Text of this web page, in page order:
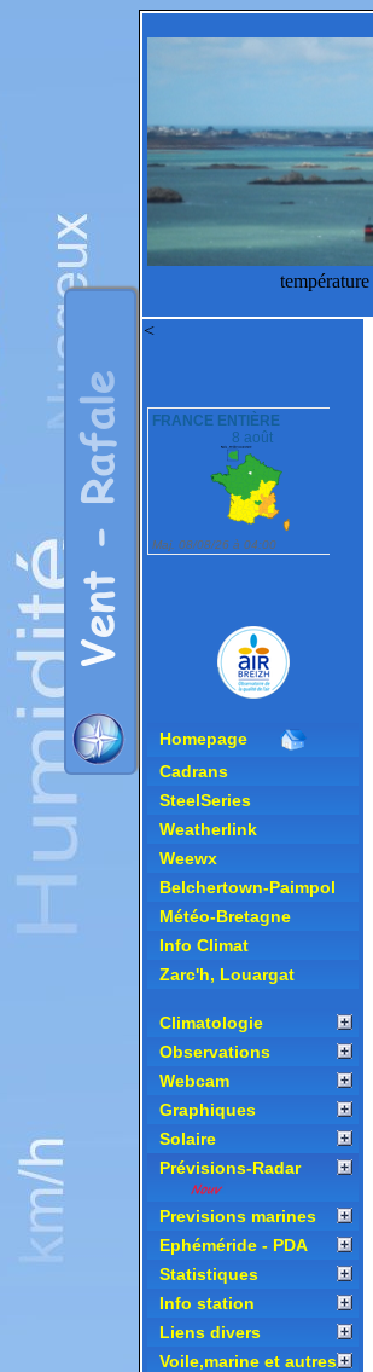
température
<
Homepage
Cadrans
SteelSeries
Weatherlink
Weewx
Belchertown-Paimpol
Météo-Bretagne
Info Climat
Zarc'h, Louargat
Climatologie
Observations
Webcam
Graphiques
Solaire
Prévisions-Radar
Previsions marines
Ephéméride - PDA
Statistiques
Info station
Liens divers
Voile,marine et autres